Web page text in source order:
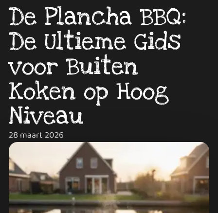
De Plancha BBQ:
De Ultieme Gids
voor Buiten
Koken op Hoog
Niveau
28 maart 2026